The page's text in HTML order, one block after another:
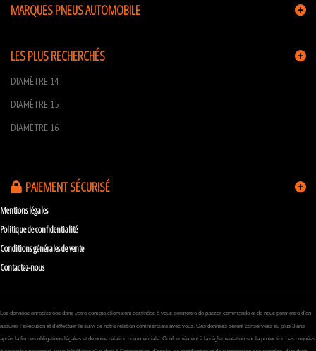
MARQUES PNEUS AUTOMOBILE
LES PLUS RECHERCHÉS
DIAMÈTRE 14
DIAMÈTRE 15
DIAMÈTRE 16
PAIEMENT SÉCURISÉ
Mentions légales
Politique de confidentialité
Conditions générales de vente
Contactez-nous
Les données enregistrées dans votre compte client sont destinées à vous permettre de passer commande et de nous permettre d’en
assurer l’exécution et d’effectuer le suivi de notre relation commerciale avec vous. Ces données seront conservées au plus 3 ans
après la fin des obligations légales et de notre relation commerciale. Conformément à la réglementation sur la protection des données